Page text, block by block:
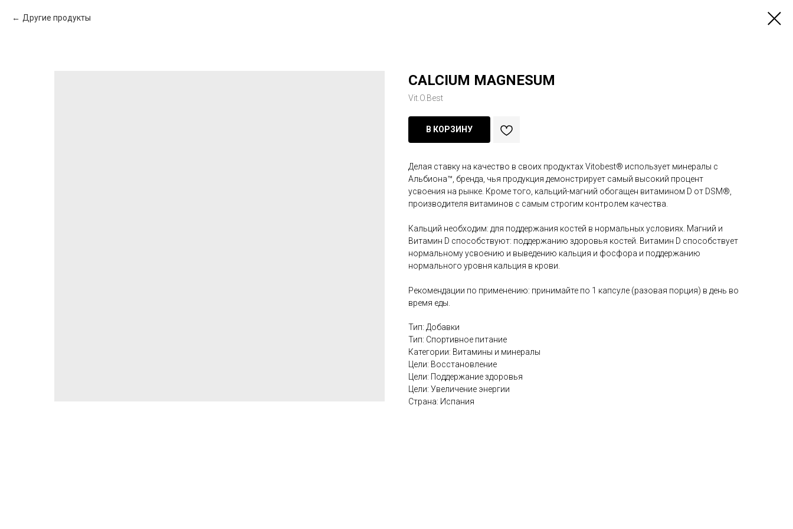
Другие продукты
CALCIUM MAGNESUM
Vit.O.Best
В КОРЗИНУ
Делая ставку на качество в своих продуктах Vitobest® использует минералы с
Альбиона™, бренда, чья продукция демонстрирует самый высокий процент
усвоения на рынке. Кроме того, кальций-магний обогащен витамином D от DSM®,
производителя витаминов с самым строгим контролем качества.
Кальций необходим: для поддержания костей в нормальных условиях. Магний и
Витамин D способствуют: поддержанию здоровья костей. Витамин D способствует
нормальному усвоению и выведению кальция и фосфора и поддержанию
нормального уровня кальция в крови.
Рекомендации по применению: принимайте по 1 капсуле (разовая порция) в день во
время еды.
Тип: Добавки
Тип: Спортивное питание
Категории: Витамины и минералы
Цели: Восстановление
Цели: Поддержание здоровья
Цели: Увеличение энергии
Страна: Испания